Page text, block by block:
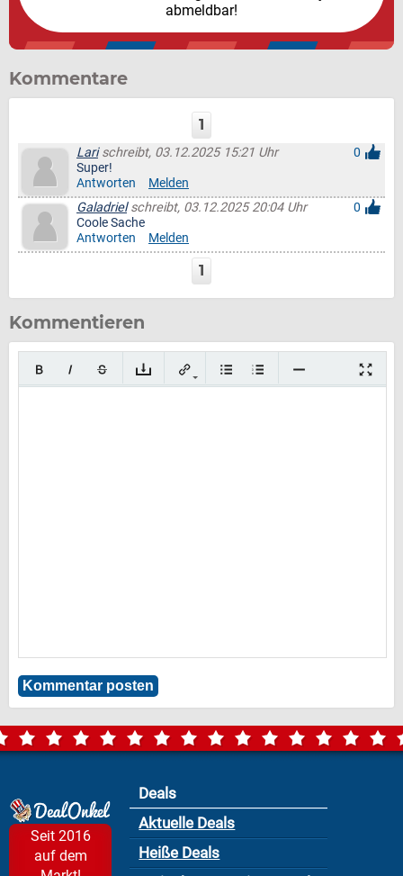
abmeldbar!
Kommentare
1
Larischreibt, 03.12.2025 15:21 Uhr
0
Super!
Antworten
Melden
Galadrielschreibt, 03.12.2025 20:04 Uhr
0
Coole Sache
Antworten
Melden
1
Kommentieren
Seit 2016
auf dem
Deals
Aktuelle Deals
Heiße Deals